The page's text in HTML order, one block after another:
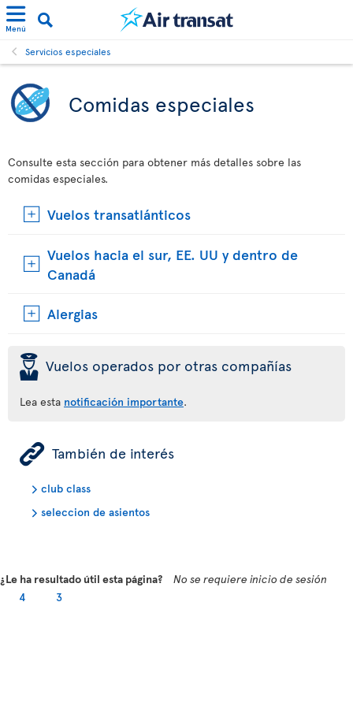
Menú
Servicios especiales
Comidas especiales
Consulte esta sección para obtener más detalles sobre las
comidas especiales.
Vuelos transatlánticos
Vuelos hacia el sur, EE. UU y dentro de
Canadá
Alergias
þ Vuelos operados por otras compañías
Lea esta notificación importante.
ÿ También de interés
club class
seleccion de asientos
¿Le ha resultado útil esta página?
No se requiere inicio de sesión
4
3